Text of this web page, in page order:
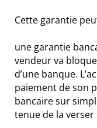
Cette garantie
une garantie
vendeur va
d’une banque.
paiement de son
bancaire sur
tenue de la verser